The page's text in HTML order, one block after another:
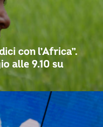
con l’Africa”.
alle 9.10 su